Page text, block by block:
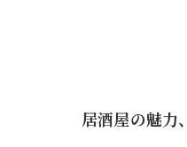
居酒屋の魅力